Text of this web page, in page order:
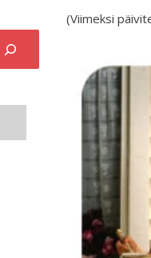
(Viimeksi